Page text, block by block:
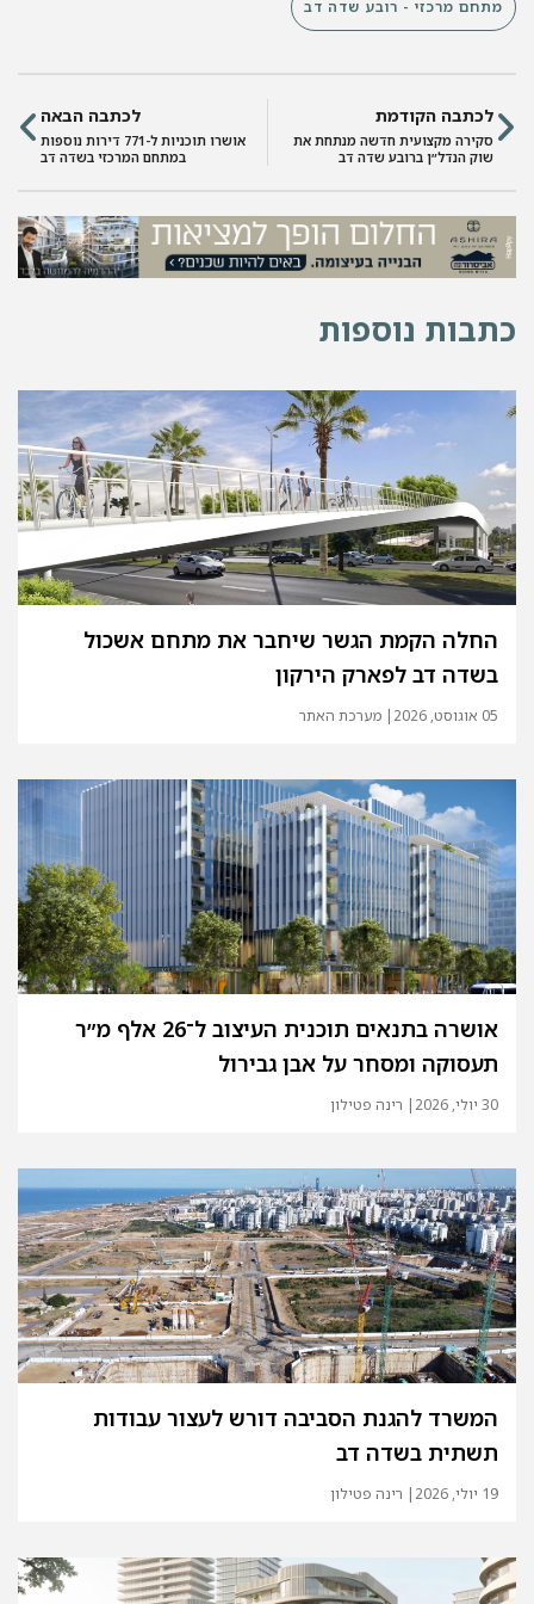
מתחם מרכזי - רובע שדה דב
לכתבה הקודמת
סקירה מקצועית חדשה מנתחת את
שוק הנדל״ן ברובע שדה דב
לכתבה הבאה
אושרו תוכניות ל-771 דירות נוספות
במתחם המרכזי בשדה דב
נוספות
החלה הקמת הגשר שיחבר את מתחם אשכול
בשדה דב לפארק הירקון
| מערכת האתר
אושרה בתנאים תוכנית העיצוב ל־26 אלף מ״ר
תעסוקה ומסחר על אבן גבירול
| רינה פטילון
המשרד להגנת הסביבה דורש לעצור עבודות
תשתית בשדה דב
| רינה פטילון